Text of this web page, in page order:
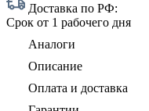
Доставка по РФ:
Срок от 1 рабочего дня
Аналоги
Описание
Оплата и доставка